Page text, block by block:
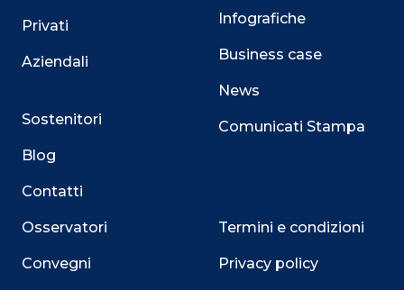
Privati
Aziendali
Sostenitori
Blog
Contatti
Osservatori
Convegni
Infografiche
Business case
News
Comunicati Stampa
Termini e condizioni
Privacy policy